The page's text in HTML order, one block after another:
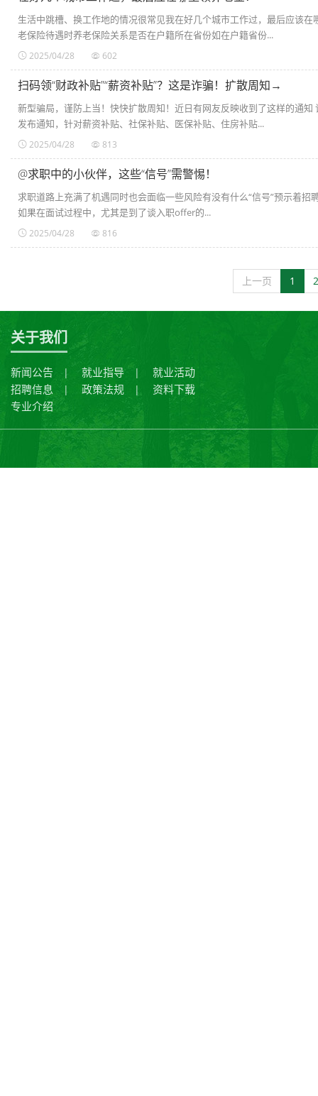
生活中跳槽、换工作地的情况很常见我在好几个城市工作过，最后应该
老保险待遇时养老保险关系是否在户籍所在省份如在户籍省份...
2025/04/28 602
扫码领“财政补贴”“薪资补贴”？这是诈骗！扩散周知→
新型骗局，谨防上当！快快扩散周知！近日有网友反映收到了这样的通
发布通知，针对薪资补贴、社保补贴、医保补贴、住房补贴...
2025/04/28 813
@求职中的小伙伴，这些“信号”需警惕！
求职道路上充满了机遇同时也会面临一些风险有没有什么“信号”预示着
如果在面试过程中，尤其是到了谈入职offer的...
2025/04/28 816
上一页 1 2
关于我们
新闻公告 | 就业指导 | 就业活动
招聘信息 | 政策法规 | 资料下载
专业介绍